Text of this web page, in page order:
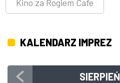
Kino za Rogiem Cafe
KALENDARZ IMPREZ
SIERPIEŃ